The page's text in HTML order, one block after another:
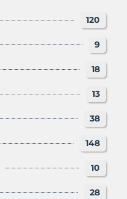
120
9
18
13
38
148
10
28